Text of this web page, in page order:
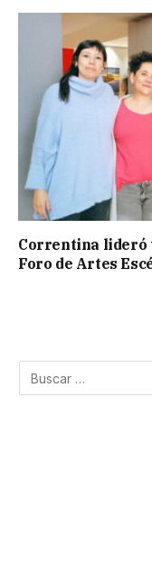
Correntina lideró
Foro de Artes